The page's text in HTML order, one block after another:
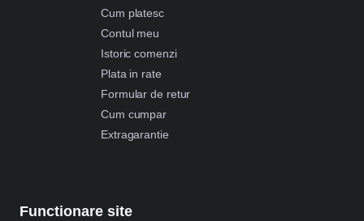
Cum platesc
Contul meu
Istoric comenzi
Plata in rate
Formular de retur
Cum cumpar
Extragarantie
Functionare site